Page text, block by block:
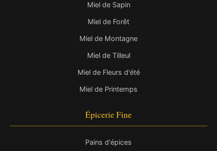
Miel de Sapin
Miel de Forêt
Miel de Montagne
Miel de Tilleul
Miel de Fleurs d'été
Miel de Printemps
Épicerie Fine
Pains d'épices